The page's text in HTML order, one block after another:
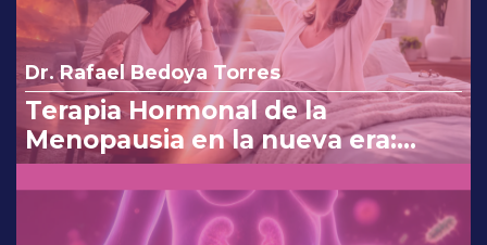
Dr. Rafael Bedoya Torres
Terapia Hormonal de la
Menopausia en la nueva era:
reinterpretando los cambios de
la FDA.